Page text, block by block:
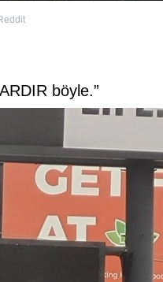
böyle.”